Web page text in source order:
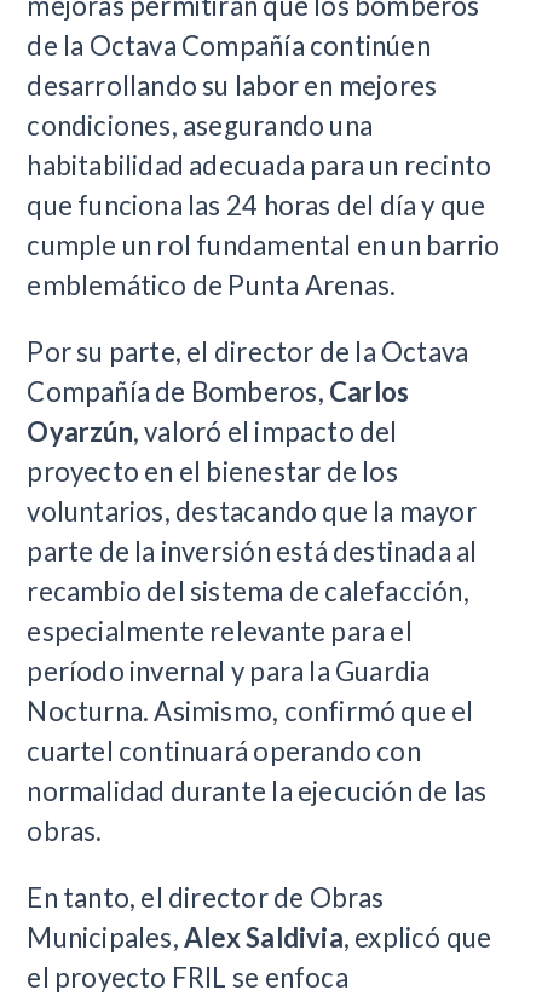
de la Octava Compañía continúen
desarrollando su labor en mejores
condiciones, asegurando una
habitabilidad adecuada para un recinto
que funciona las 24 horas del día y que
cumple un rol fundamental en un barrio
emblemático de Punta Arenas.
Por su parte, el director de la Octava
Compañía de Bomberos, Carlos
Oyarzún, valoró el impacto del
proyecto en el bienestar de los
voluntarios, destacando que la mayor
parte de la inversión está destinada al
recambio del sistema de calefacción,
especialmente relevante para el
período invernal y para la Guardia
Nocturna. Asimismo, confirmó que el
cuartel continuará operando con
normalidad durante la ejecución de las
obras.
En tanto, el director de Obras
Municipales,Alex Saldivia, explicó que
el proyecto FRIL se enfoca